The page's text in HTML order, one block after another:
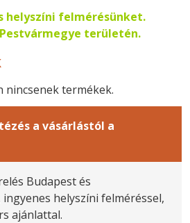
helyszíni felmérésünket.
területén.
nincsenek termékek.
a vásárlástól a
Budapest és
helyszíni felméréssel,
ajánlattal.